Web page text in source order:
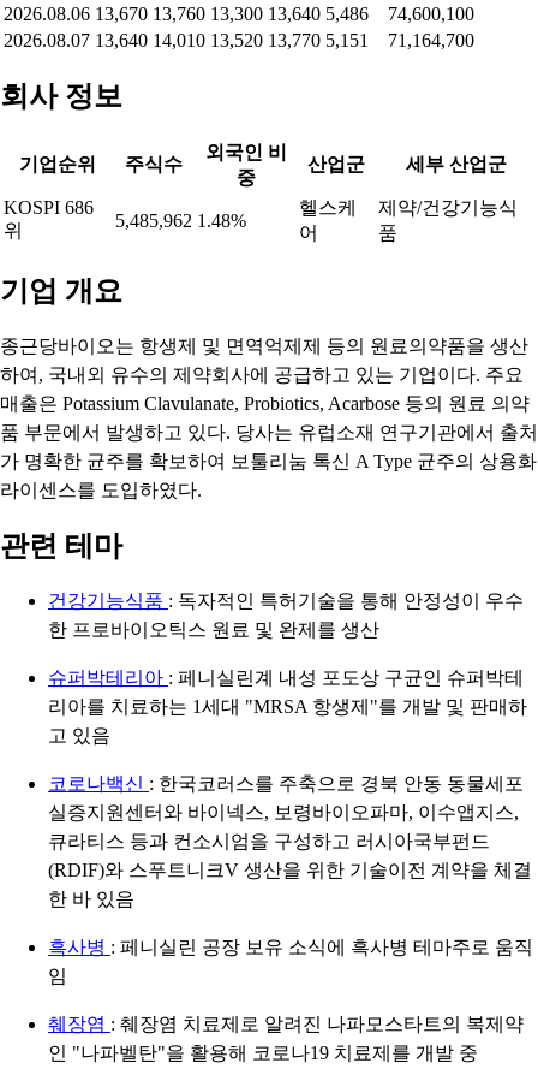
2026.08.06 13,670 13,760 13,300 13,640 5,486
74,600,100
2026.08.07 13,640 14,010 13,520 13,770 5,151 71,164,700
회사 정보
기업순위 주식수
외국인 비
중
산업군 세부 산업군
KOSPI 686
위
5,485,962 1.48%
헬스케
어
제약/건강기능식
품
기업 개요
종근당바이오는 항생제 및 면역억제제 등의 원료의약품을 생산
하여, 국내외 유수의 제약회사에 공급하고 있는 기업이다. 주요
매출은 Potassium Clavulanate, Probiotics, Acarbose 등의 원료 의약
품 부문에서 발생하고 있다. 당사는 유럽소재 연구기관에서 출처
가 명확한 균주를 확보하여 보툴리눔 톡신 A Type 균주의 상용화
라이센스를 도입하였다.
관련 테마
건강기능식품 : 독자적인 특허기술을 통해 안정성이 우수
한 프로바이오틱스 원료 및 완제를 생산
슈퍼박테리아 : 페니실린계 내성 포도상 구균인 슈퍼박테
리아를 치료하는 1세대 "MRSA 항생제"를 개발 및 판매하
고 있음
코로나백신 : 한국코러스를 주축으로 경북 안동 동물세포
실증지원센터와 바이넥스, 보령바이오파마, 이수앱지스,
큐라티스 등과 컨소시엄을 구성하고 러시아국부펀드
(RDIF)와 스푸트니크V 생산을 위한 기술이전 계약을 체결
한 바 있음
흑사병 : 페니실린 공장 보유 소식에 흑사병 테마주로 움직
임
췌장염 : 췌장염 치료제로 알려진 나파모스타트의 복제약
인 "나파벨탄"을 활용해 코로나19 치료제를 개발 중